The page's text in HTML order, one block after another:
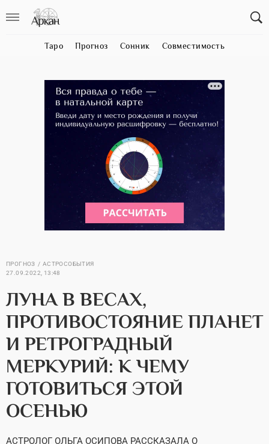
Таро Прогноз Сонник Совместимость
ПРОГНОЗ
АСТРОСОБЫТИЯ
27.09.2022, 13:48
ЛУНА В ВЕСАХ,
ПРОТИВОСТОЯНИЕ ПЛАНЕТ
И РЕТРОГРАДНЫЙ
МЕРКУРИЙ: К ЧЕМУ
ГОТОВИТЬСЯ ЭТОЙ
ОСЕНЬЮ
АСТРОЛОГ ОЛЬГА ОСИПОВА РАССКАЗАЛА О